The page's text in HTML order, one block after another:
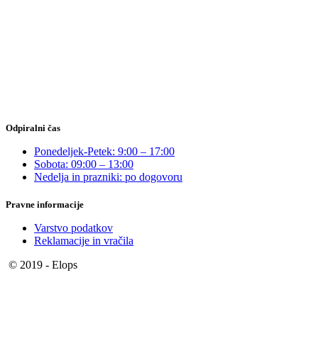
Odpiralni čas
Ponedeljek-Petek: 9:00 – 17:00
Sobota: 09:00 – 13:00
Nedelja in prazniki: po dogovoru
Pravne informacije
Varstvo podatkov
Reklamacije in vračila
© 2019 - Elops